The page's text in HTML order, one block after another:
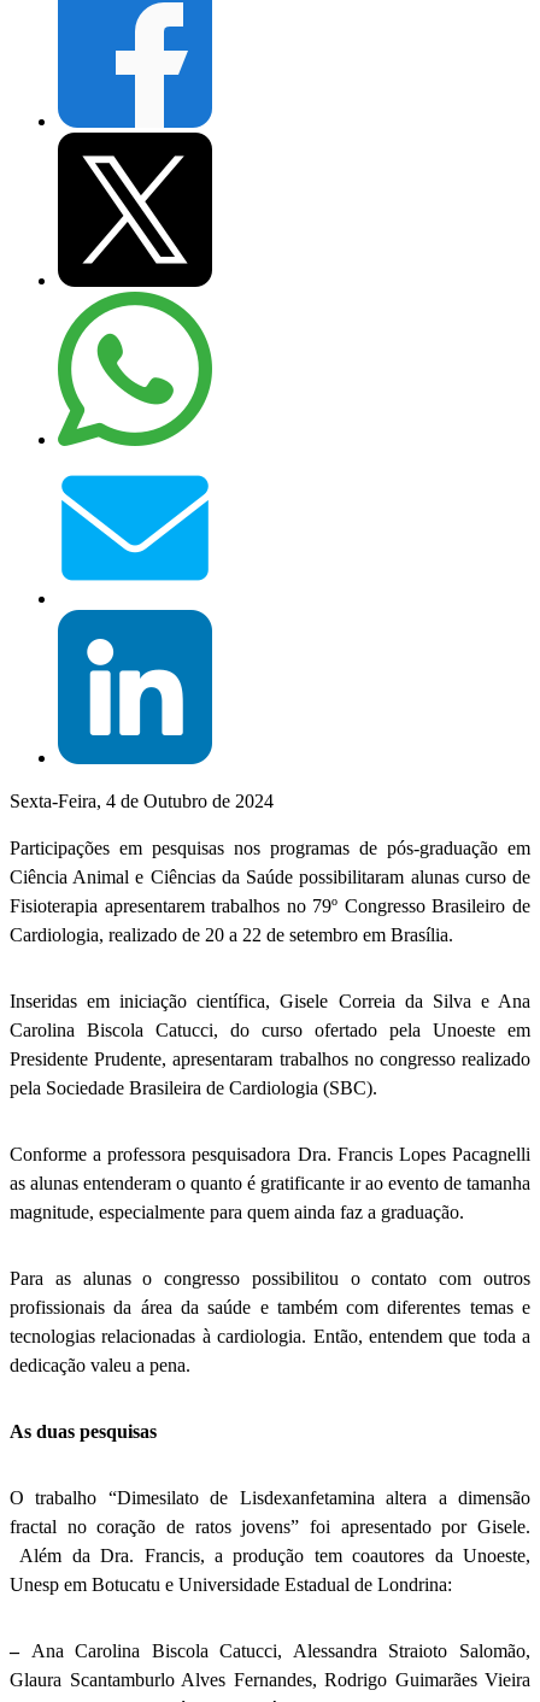
Sexta-Feira, 4 de Outubro de 2024
Participações em pesquisas nos programas de pós-graduação em
Ciência Animal e Ciências da Saúde possibilitaram alunas curso de
Fisioterapia apresentarem trabalhos no 79º Congresso Brasileiro de
Cardiologia, realizado de 20 a 22 de setembro em Brasília.
Inseridas em iniciação científica, Gisele Correia da Silva e Ana
Carolina Biscola Catucci, do curso ofertado pela Unoeste em
Presidente Prudente, apresentaram trabalhos no congresso realizado
pela Sociedade Brasileira de Cardiologia (SBC).
Conforme a professora pesquisadora Dra. Francis Lopes Pacagnelli
as alunas entenderam o quanto é gratificante ir ao evento de tamanha
magnitude, especialmente para quem ainda faz a graduação.
Para as alunas o congresso possibilitou o contato com outros
profissionais da área da saúde e também com diferentes temas e
tecnologias relacionadas à cardiologia. Então, entendem que toda a
dedicação valeu a pena.
As duas pesquisas
O trabalho “Dimesilato de Lisdexanfetamina altera a dimensão
fractal no coração de ratos jovens” foi apresentado por Gisele.
Além da Dra. Francis, a produção tem coautores da Unoeste,
Unesp em Botucatu e Universidade Estadual de Londrina:
– Ana Carolina Biscola Catucci, Alessandra Straioto Salomão,
Glaura Scantamburlo Alves Fernandes, Rodrigo Guimarães Vieira